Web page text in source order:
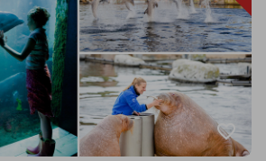
favorite_border